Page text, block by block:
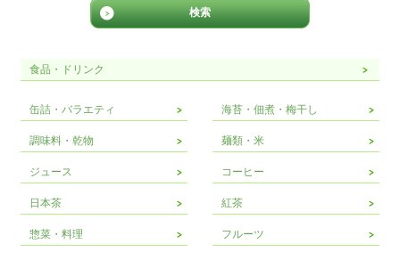
食品・ドリンク
缶詰・バラエティ
調味料・乾物
ジュース
日本茶
惣菜・料理
海苔・佃煮・梅干し
麺類・米
コーヒー
紅茶
フルーツ